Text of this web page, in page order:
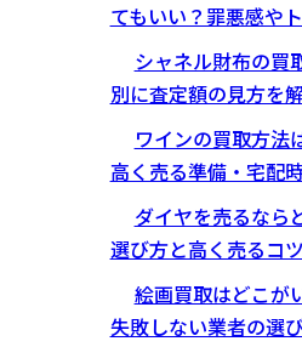
てもいい？罪悪感や
シャネル財布の買
別に査定額の見方を
ワインの買取方法
高く売る準備・宅配
ダイヤを売るなら
選び方と高く売るコツ
絵画買取はどこが
失敗しない業者の選